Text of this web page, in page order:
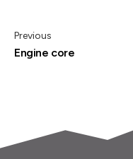
Previous
Engine core